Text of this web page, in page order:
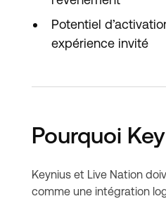
Potentiel
expérience invité
Pourquoi
Keynius et Live Nation
comme une intégration